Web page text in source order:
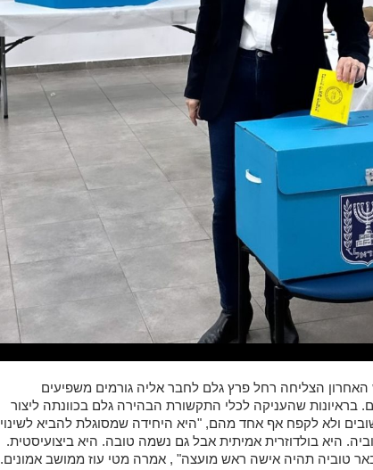
הצליחה רחל פרץ גלם לחבר אליה גורמים משפיעים
בראיונות שהעניקה לכלי התקשורת הבהירה גלם בכוונתה ליצור
ולא לקפח אף אחד מהם, "היא היחידה שמסוגלת להביא לשינוי
היא בולדוזרית אמיתית אבל גם נשמה טובה. היא ביצועיסטית.
טוביה תהיה אישה ראש מועצה" , אמרה מטי עוז ממושב אמונים.